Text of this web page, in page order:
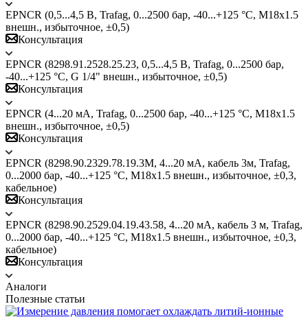
EPNCR (0,5...4,5 В, Trafag, 0...2500 бар, -40...+125 °C, M18x1.5
внешн., избыточное, ±0,5)
Консультация
EPNCR (8298.91.2528.25.23, 0,5...4,5 В, Trafag, 0...2500 бар,
-40...+125 °C, G 1/4" внешн., избыточное, ±0,5)
Консультация
EPNCR (4...20 мА, Trafag, 0...2500 бар, -40...+125 °C, M18x1.5
внешн., избыточное, ±0,5)
Консультация
EPNCR (8298.90.2329.78.19.3М, 4...20 мА, кабель 3м, Trafag,
0...2000 бар, -40...+125 °C, M18x1.5 внешн., избыточное, ±0,3,
кабельное)
Консультация
EPNCR (8298.90.2529.04.19.43.58, 4...20 мА, кабель 3 м, Trafag,
0...2000 бар, -40...+125 °C, M18x1.5 внешн., избыточное, ±0,3,
кабельное)
Консультация
Аналоги
Полезные статьи